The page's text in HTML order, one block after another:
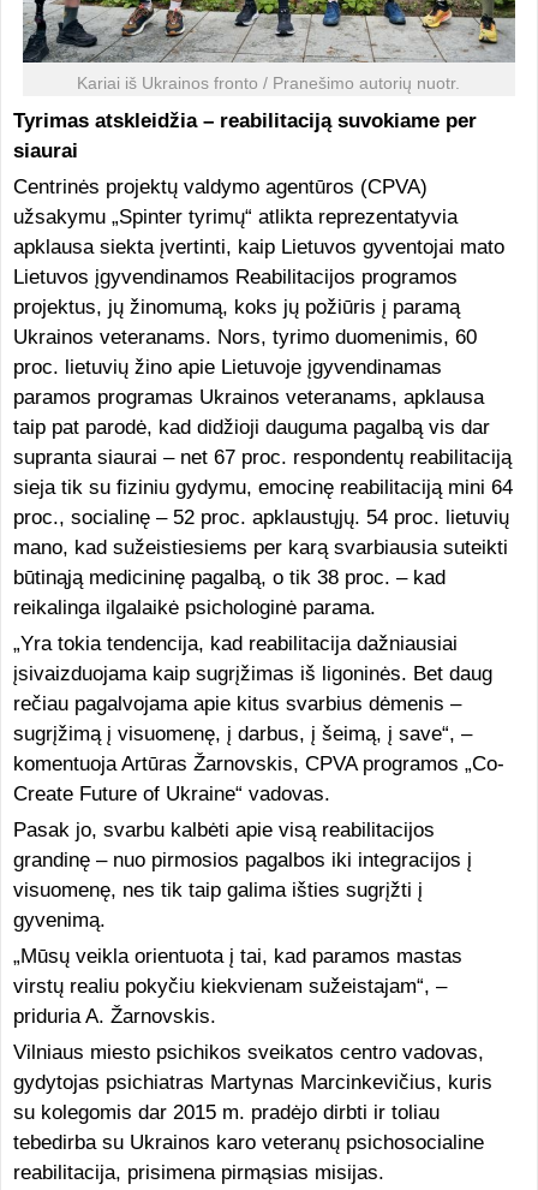
Kariai iš Ukrainos fronto / Pranešimo autorių nuotr.
Tyrimas atskleidžia – reabilitaciją suvokiame per
siaurai
Centrinės projektų valdymo agentūros (CPVA)
užsakymu „Spinter tyrimų“ atlikta reprezentatyvia
apklausa siekta įvertinti, kaip Lietuvos gyventojai mato
Lietuvos įgyvendinamos Reabilitacijos programos
projektus, jų žinomumą, koks jų požiūris į paramą
Ukrainos veteranams. Nors, tyrimo duomenimis, 60
proc. lietuvių žino apie Lietuvoje įgyvendinamas
paramos programas Ukrainos veteranams, apklausa
taip pat parodė, kad didžioji dauguma pagalbą vis dar
supranta siaurai – net 67 proc. respondentų reabilitaciją
sieja tik su fiziniu gydymu, emocinę reabilitaciją mini 64
proc., socialinę – 52 proc. apklaustųjų. 54 proc. lietuvių
mano, kad sužeistiesiems per karą svarbiausia suteikti
būtinąją medicininę pagalbą, o tik 38 proc. – kad
reikalinga ilgalaikė psichologinė parama.
„Yra tokia tendencija, kad reabilitacija dažniausiai
įsivaizduojama kaip sugrįžimas iš ligoninės. Bet daug
rečiau pagalvojama apie kitus svarbius dėmenis –
sugrįžimą į visuomenę, į darbus, į šeimą, į save“, –
komentuoja Artūras Žarnovskis, CPVA programos „Co-
Create Future of Ukraine“ vadovas.
Pasak jo, svarbu kalbėti apie visą reabilitacijos
grandinę – nuo pirmosios pagalbos iki integracijos į
visuomenę, nes tik taip galima išties sugrįžti į
gyvenimą.
„Mūsų veikla orientuota į tai, kad paramos mastas
virstų realiu pokyčiu kiekvienam sužeistajam“, –
priduria A. Žarnovskis.
Vilniaus miesto psichikos sveikatos centro vadovas,
gydytojas psichiatras Martynas Marcinkevičius, kuris
su kolegomis dar 2015 m. pradėjo dirbti ir toliau
tebedirba su Ukrainos karo veteranų psichosocialine
reabilitacija, prisimena pirmąsias misijas.